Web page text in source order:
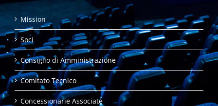
Mission
Soci
Consiglio di Amministrazione
Comitato Tecnico
Concessionarie Associate